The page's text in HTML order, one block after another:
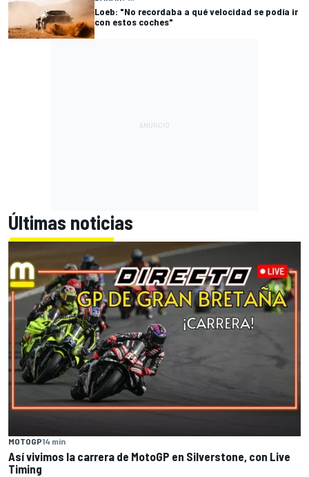
Loeb: "No recordaba a qué velocidad se podía ir
con estos coches"
Últimas noticias
MOTOGP14 min
Así vivimos la carrera de MotoGP en Silverstone, con Live
Timing